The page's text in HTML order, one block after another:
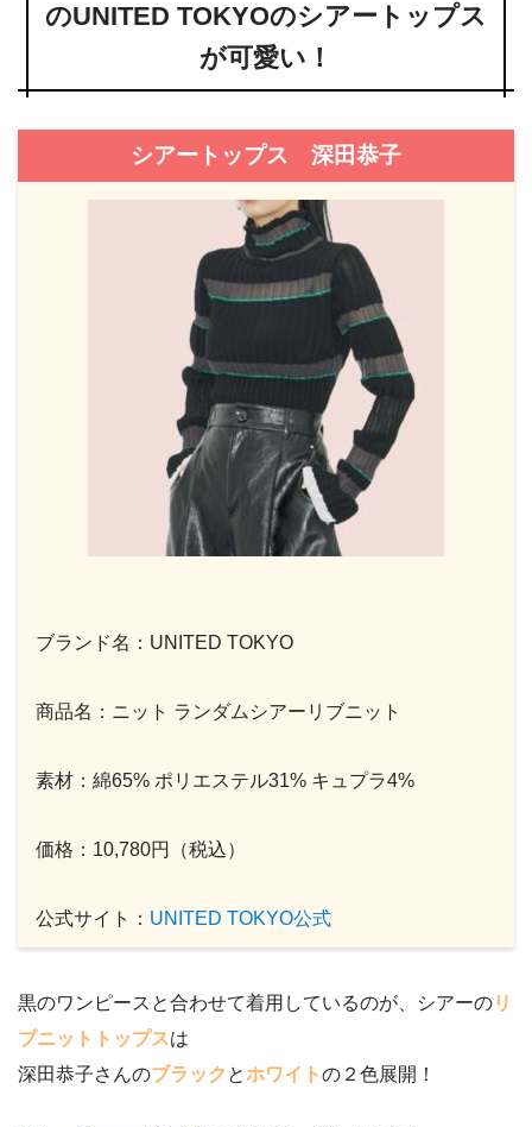
のUNITED TOKYOのシアートップス
が可愛い！
シアートップス 深田恭子
ブランド名：UNITED TOKYO
商品名：ニット ランダムシアーリブニット
素材：綿65% ポリエステル31% キュプラ4%
価格：10,780円（税込）
公式サイト： UNITED TOKYO公式
黒のワンピースと合わせて着用しているのが、シアーのリ
ブニットトップスは
深田恭子さんのブラック とホワイトの２色展開！